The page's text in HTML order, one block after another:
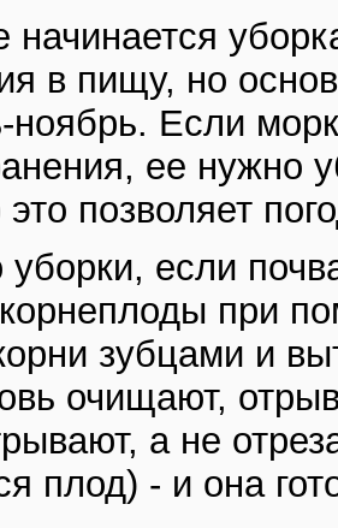
начинается
в пищу, но
ноябрь. Если
ее нужно
это позволяет
если
при
зубцами и
очищают,
а не
плод) - и она